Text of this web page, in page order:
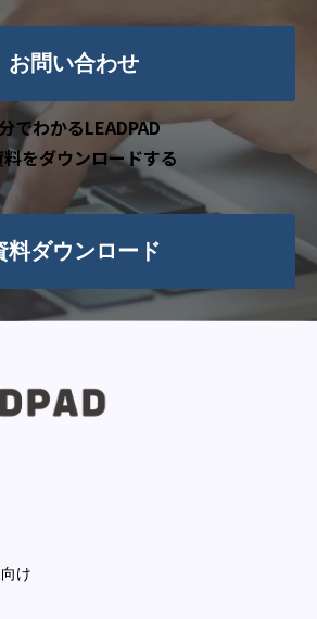
お問い合わせ
でわかるLEADPAD
をダウンロードする
料ダウンロード
け